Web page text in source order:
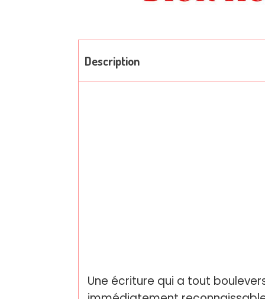
Description
Une écriture qui a tout